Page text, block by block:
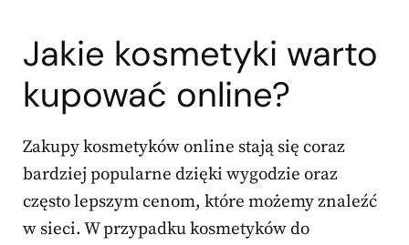
Jakie kosmetyki warto
kupować online?
Zakupy kosmetyków online stają się coraz
bardziej popularne dzięki wygodzie oraz
często lepszym cenom, które możemy znaleźć
w sieci. W przypadku kosmetyków do